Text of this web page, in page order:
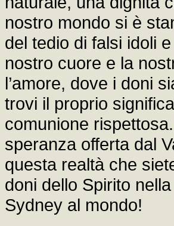
nostro mondo si è
del tedio di falsi idoli
nostro cuore e la
l’amore, dove i doni
trovi il proprio
comunione
speranza offerta dal
questa realtà che
doni dello Spirito
Sydney al mondo!